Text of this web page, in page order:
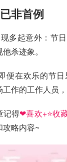
非首例
多起意外：节
杀迹象。
便在欢乐的节
作的工作人员
记得❤喜欢+⭐收
略内容~